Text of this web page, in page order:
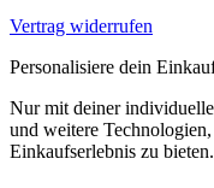
Vertrag widerrufen
Personalisiere dein
Nur mit deiner
und weitere
Einkaufserlebnis zu bieten.